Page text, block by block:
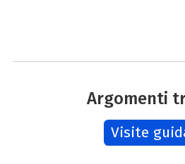
Argomenti
Visite